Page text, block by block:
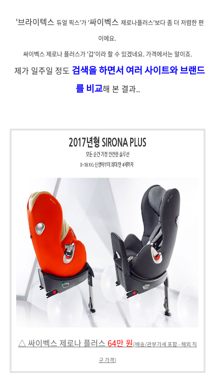
'브라이텍스 듀얼 픽스'가 '싸이벡스 제로나플러스'보다 좀 더 저렴한 편
이에요.
싸이벡스 제로나 플러스가 '갑'이라 할 수 있겠네요. 가격에서는 말이죠.
제가 일주일 정도 검색을 하면서 여러 사이트와 브랜드
를 비교해 본 결과..
△ 싸이벡스 제로나 플러스 64만 원 (배송/관부가세 포함 - 해외 직
구 가격)